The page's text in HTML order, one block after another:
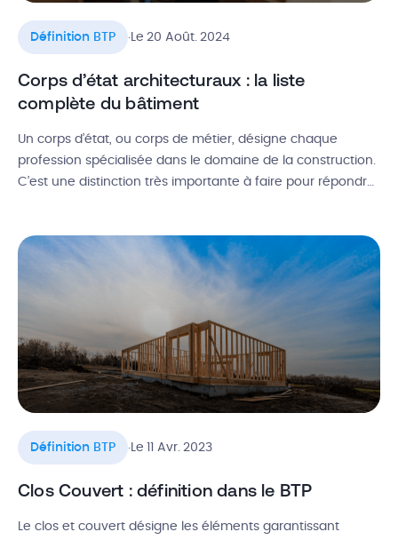
Définition BTP Le 20 Août. 2024
Corps d’état architecturaux : la liste
complète du bâtiment
Un corps d’état, ou corps de métier, désigne chaque
profession spécialisée dans le domaine de la construction.
C’est une distinction très importante à faire pour répondre
Définition de corps d’état, utilité et avantages, liste des
corps d’état […]
Définition BTP Le 11 Avr. 2023
Clos Couvert : définition dans le BTP
Le clos et couvert désigne les éléments garantissant